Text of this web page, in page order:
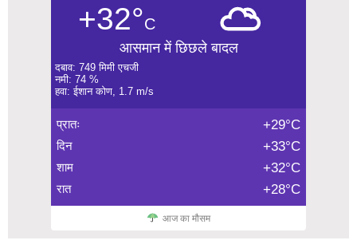
+32°C
आसमान में छिछले बादल
दबाव: 749 मिमी एचजी
नमी: 74 %
हवा: ईशान कोण, 1.7 m/s
प्रातः +29°C
दिन +33°C
शाम +32°C
रात +28°C
आज का मौसम